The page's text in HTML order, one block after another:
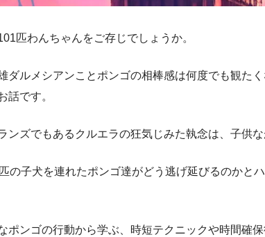
匹わんちゃんをご存じでしょうか。
ダルメシアンことポンゴの相棒感は何度でも観た
話です。
ンズでもあるクルエラの狂気じみた執念は、子供な
の子犬を連れたポンゴ達がどう逃げ延びるのかと
ポンゴの行動から学ぶ、時短テクニックや時間確保